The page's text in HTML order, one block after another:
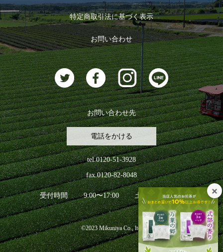
おすすめのお茶
お茶に合うスイーツ
ログイン
ログアウト
特定商取引法に基づく表示
お問い合わせ
お問い合わせ先
電話をかける
tel.0120-51-3928
fax.0120-82-8048
受付時間 9:00〜17:00 土日祝日を除く
©2023 Mikuniya Co., ltd.